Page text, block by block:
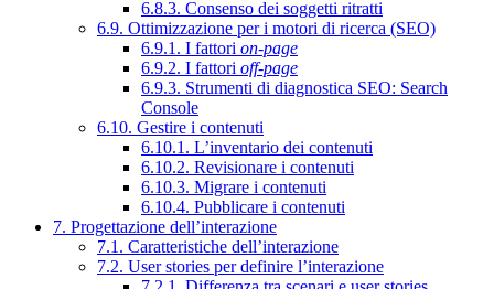
6.8.3. Consenso dei soggetti ritratti
6.9. Ottimizzazione per i motori di ricerca (SEO)
6.9.1. I fattori on-page
6.9.2. I fattori off-page
6.9.3. Strumenti di diagnostica SEO: Search
Console
6.10. Gestire i contenuti
6.10.1. L’inventario dei contenuti
6.10.2. Revisionare i contenuti
6.10.3. Migrare i contenuti
6.10.4. Pubblicare i contenuti
7. Progettazione dell’interazione
7.1. Caratteristiche dell’interazione
7.2. User stories per definire l’interazione